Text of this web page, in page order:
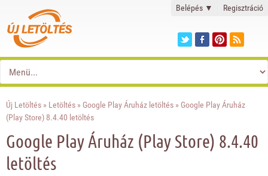
Belépés ▼ Regisztráció
Új Letöltés » Letöltés » Google Play Áruház letöltés » Google Play Áruház
(Play Store) 8.4.40 letöltés
Google Play Áruház (Play Store) 8.4.40
letöltés